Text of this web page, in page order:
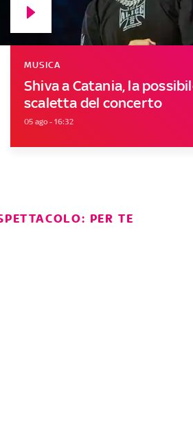
Shiva a Catania, la
scaletta del concerto
MUSICA
05 ago - 16:32
PER TE